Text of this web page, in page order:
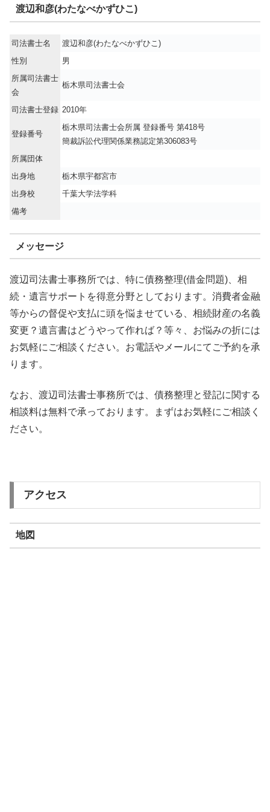
渡辺和彦(わたなべかずひこ)
司法書士名
渡辺和彦(わたなべかずひこ)
性別
男
所属司法書士
会
栃木県司法書士会
司法書士登録 2010年
登録番号
栃木県司法書士会所属 登録番号 第418号
簡裁訴訟代理関係業務認定第306083号
所属団体
出身地
栃木県宇都宮市
出身校
千葉大学法学科
備考
メッセージ
渡辺司法書士事務所では、特に債務整理(借金問題)、相
続・遺言サポートを得意分野としております。消費者金融
等からの督促や支払に頭を悩ませている、相続財産の名義
変更？遺言書はどうやって作れば？等々、お悩みの折には
お気軽にご相談ください。お電話やメールにてご予約を承
ります。
なお、渡辺司法書士事務所では、債務整理と登記に関する
相談料は無料で承っております。まずはお気軽にご相談く
ださい。
アクセス
地図